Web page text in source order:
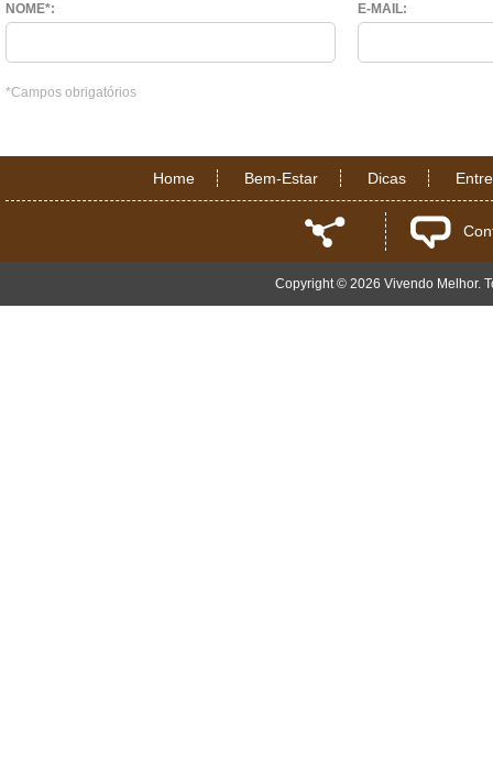
NOME*: E-MAIL:
*Campos obrigatórios
Home Bem-Estar Dicas
Copyright © 2026 Vivendo Melhor.